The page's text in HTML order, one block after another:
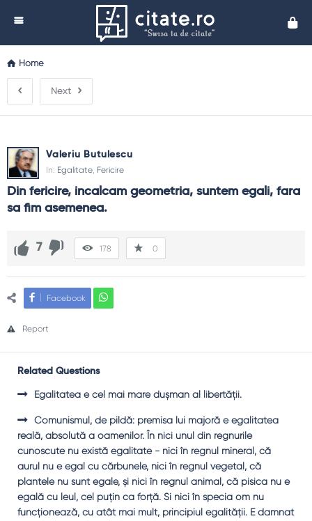
Home
Next
Valeriu Butulescu
In: Egalitate, Fericire
Din fericire, incalcam geometria, suntem egali, fara
sa fim asemenea.
7 178 0
Facebook
Report
Related Questions
Egalitatea e cel mai mare duşman al libertăţii.
Comunismul, de pildă: premisa lui majoră e egalitatea
reală, absolută a oamenilor. În nici unul din regnurile
cunoscute nu există egalitate - nici în regnul mineral, că
aurul nu e egal cu cărbunele, nici în regnul vegetal, că
plantele nu sunt egale, şi nici în regnul animal, că pisica nu e
egală cu leul, cel puţin ca forţă. Şi nici în specia om nu
funcţionează, cu atât mai mult, principiul egalităţii. E damnat